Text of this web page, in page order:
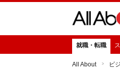
就職・転職
All About ビ